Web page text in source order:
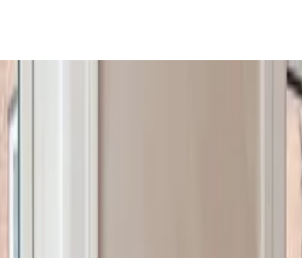
omegn. Du får én samlet pris uden skjulte gebyrer,